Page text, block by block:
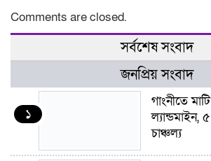
Comments are closed.
সর্বশেষ সংবাদ
জনপ্রিয় সংবাদ
১
গাংনীতে
চাঞ্চল্য